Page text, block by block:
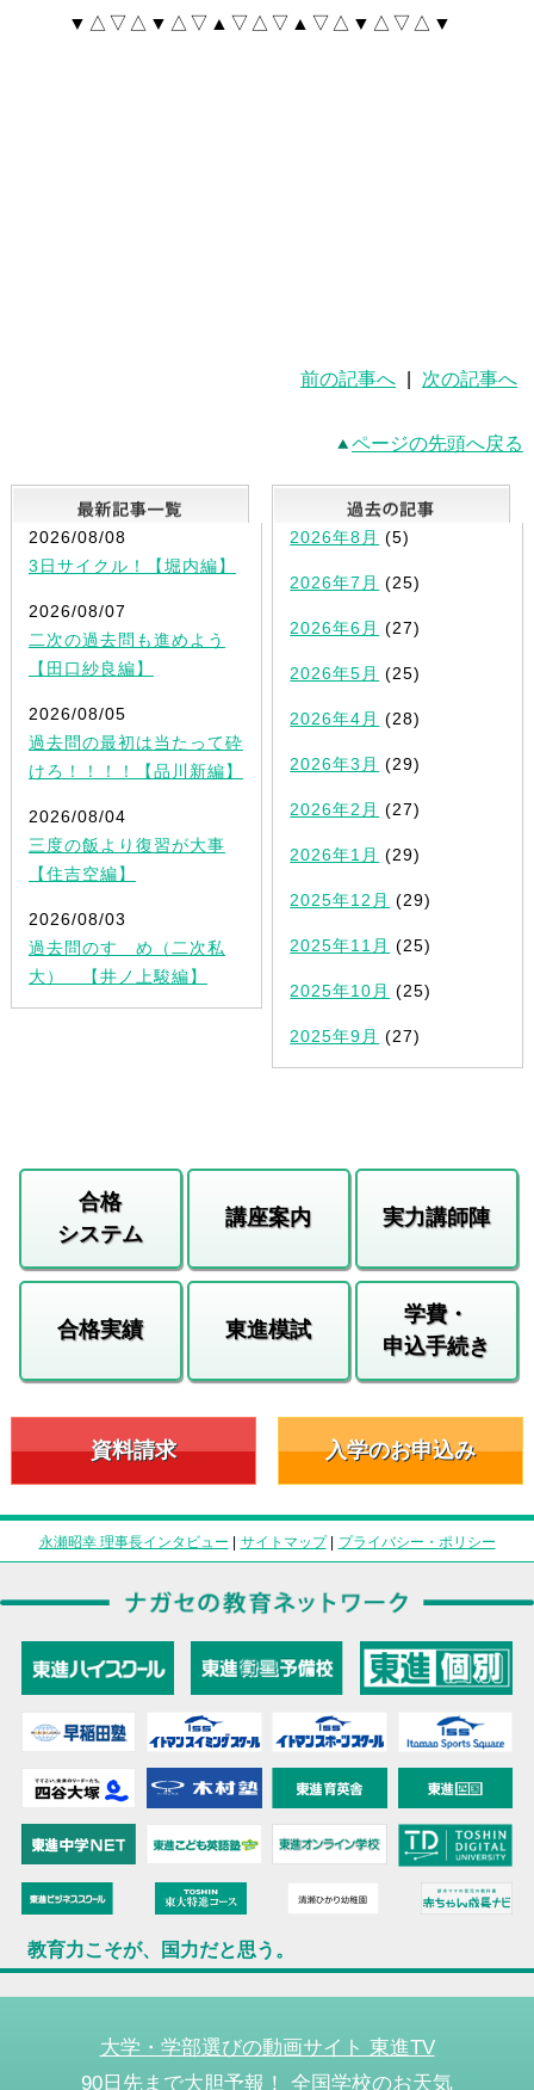
▼△▽△▼△▽▲▽△▽▲▽△▼△▽△▼
前の記事へ 次の記事へ
ページの先頭へ戻る
最新記事一覧
2026/08/08
3日サイクル！【堀内編】
2026/08/07
二次の過去問も進めよう
【田口紗良編】
2026/08/05
過去問の最初は当たって砕
けろ！！！！【品川新編】
2026/08/04
三度の飯より復習が大事
【住吉空編】
2026/08/03
過去問のすゝめ（二次私
大） 【井ノ上駿編】
2026年8月 (5)
2026年7月 (25)
2026年6月 (27)
2026年5月 (25)
2026年4月 (28)
2026年3月 (29)
2026年2月 (27)
2026年1月 (29)
2025年12月 (29)
2025年11月 (25)
2025年10月 (25)
2025年9月 (27)
合格
システム
講座案内 実力講師陣
合格実績 東進模試
学費・
申込手続き
資料請求 入学のお申込み
永瀬昭幸 理事長インタビュー | サイトマップ| プライバシー・ポリシー
教育力こそが、国力だと思う。
大学・学部選びの動画サイト 東進TV
90日先まで大胆予報！ 全国学校のお天気